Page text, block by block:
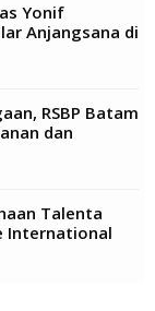
Yonif
Anjangsana di
RSBP Batam
dan
Talenta
International
2026